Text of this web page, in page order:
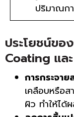
ปริมาณก
ประโยชน์ขอ
Coating แล
การกระจาย
เคลือบหรือ
ผิว ทำให้ได้